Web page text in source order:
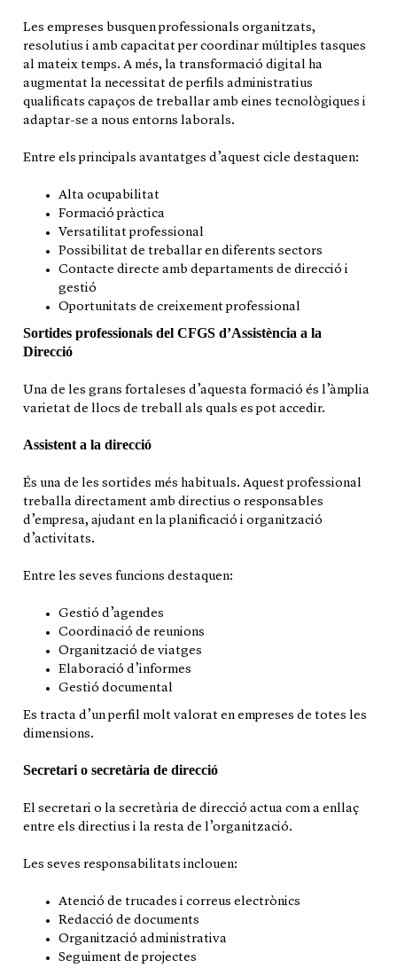
Les empreses busquen professionals organitzats,
resolutius i amb capacitat per coordinar múltiples tasques
al mateix temps. A més, la transformació digital ha
augmentat la necessitat de perfils administratius
qualificats capaços de treballar amb eines tecnològiques i
adaptar-se a nous entorns laborals.
Entre els principals avantatges d’aquest cicle destaquen:
Alta ocupabilitat
Formació pràctica
Versatilitat professional
Possibilitat de treballar en diferents sectors
Contacte directe amb departaments de direcció i
gestió
Oportunitats de creixement professional
Sortides professionals del CFGS d’Assistència a la
Direcció
Una de les grans fortaleses d’aquesta formació és l’àmplia
varietat de llocs de treball als quals es pot accedir.
Assistent a la direcció
És una de les sortides més habituals. Aquest professional
treballa directament amb directius o responsables
d’empresa, ajudant en la planificació i organització
d’activitats.
Entre les seves funcions destaquen:
Gestió d’agendes
Coordinació de reunions
Organització de viatges
Elaboració d’informes
Gestió documental
Es tracta d’un perfil molt valorat en empreses de totes les
dimensions.
Secretari o secretària de direcció
El secretari o la secretària de direcció actua com a enllaç
entre els directius i la resta de l’organització.
Les seves responsabilitats inclouen:
Atenció de trucades i correus electrònics
Redacció de documents
Organització administrativa
Seguiment de projectes